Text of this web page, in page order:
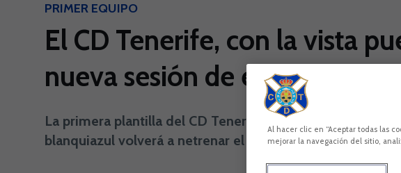
PRIMER EQUIPO
El CD Tenerife, con la vista
nueva sesión de entrenamiento
La primera plantilla del CD Tenerife realizó un
blanquiazul volverá a netrenar el jueves a partir de las
Al hacer clic en “Aceptar todas las
mejorar la navegación del sitio,